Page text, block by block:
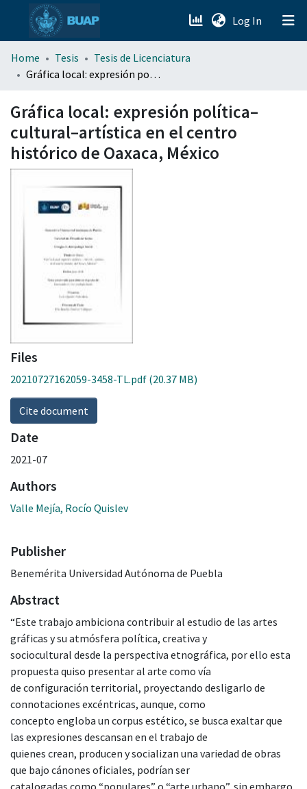
Log In (current)
menu.section.about_menu
Home Tesis
Tesis de Licenciatura
Gráfica local: expresión política–cultural–artística en el centro histórico de Oaxaca, México
Gráfica local: expresión política–
cultural–artística en el centro
histórico de Oaxaca, México
Files
20210727162059-3458-TL.pdf (20.37 MB)
Cite document
Date
2021-07
Authors
Valle Mejía, Rocío Quislev
Publisher
Benemérita Universidad Autónoma de Puebla
Abstract
“Este trabajo ambiciona contribuir al estudio de las artes
gráficas y su atmósfera política, creativa y
sociocultural desde la perspectiva etnográfica, por ello esta
propuesta quiso presentar al arte como vía
de configuración territorial, proyectando desligarlo de
connotaciones excéntricas, aunque, como
concepto engloba un corpus estético, se busca exaltar que
las expresiones descansan en el trabajo de
quienes crean, producen y socializan una variedad de obras
que bajo cánones oficiales, podrían ser
catalogadas como “populares” o “arte urbano”, sin embargo,